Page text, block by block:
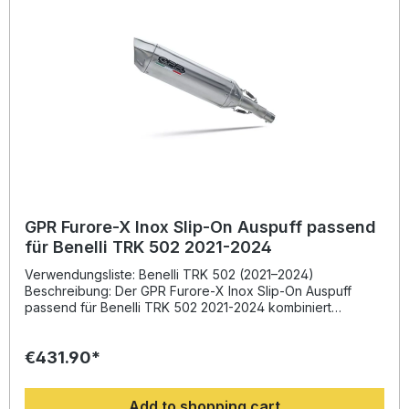
entsprechende Zubehör. Homologated slip-on exhaust
including removable db killer, link pipe and
catalystZulassung: Yes,legal for use in the European
Community,UK,Usa,Japan,Mexico and most countries
worldwide. Always check local legislation.Lieferzeit: ca. 14
GPR Furore-X Inox Slip-On Auspuff passend
für Benelli TRK 502 2021-2024
Verwendungsliste: Benelli TRK 502 (2021–2024)
Beschreibung: Der GPR Furore-X Inox Slip-On Auspuff
passend für Benelli TRK 502 2021-2024 kombiniert
Weltmeisterschaft, überzeugt dieser Endschalldämpfer
Leistung sowie eine spürbare Gewichtseinsparung
gegenüber dem Serienauspuff. Das sportlich-edle
€431.90*